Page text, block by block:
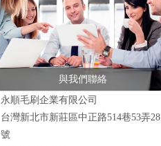
與我們聯絡
永順毛刷企業有限公司
台灣新北市新莊區中正路514巷53弄28
號